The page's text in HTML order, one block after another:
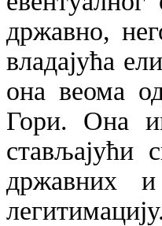
државно,
владајућа
она веома
Гори. Она
стављајући
државних